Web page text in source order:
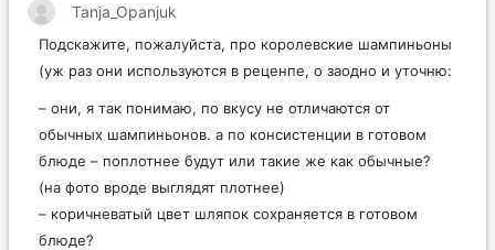
Tanja_Opanjuk
Подскажите, пожалуйста, про королевские шампиньоны
(уж раз они используются в реценпе, о заодно и уточню:
– они, я так понимаю, по вкусу не отличаются от
обычных шампиньонов. а по консистенции в готовом
блюде – поплотнее будут или такие же как обычные?
(на фото вроде выглядят плотнее)
– коричневатый цвет шляпок сохраняется в готовом
блюде?